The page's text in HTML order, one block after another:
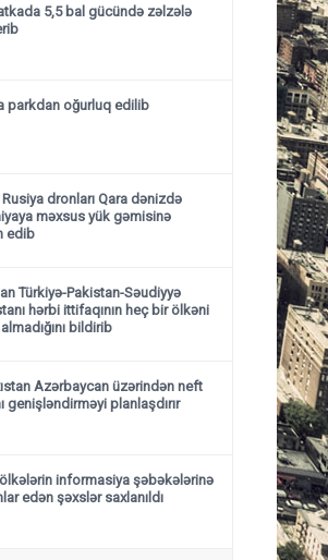
5,5 bal gücündə zəlzələ
parkdan oğurluq edilib
Rusiya dronları Qara dənizdə
məxsus yük gəmisinə
edib
Türkiyə-Pakistan-Səudiyyə
hərbi ittifaqının heç bir ölkəni
bildirib
Azərbaycan üzərindən neft
genişləndirməyi planlaşdırır
informasiya şəbəkələrinə
edən şəxslər saxlanıldı